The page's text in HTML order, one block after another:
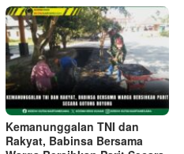
Kemanunggalan TNI dan
Rakyat, Babinsa Bersama